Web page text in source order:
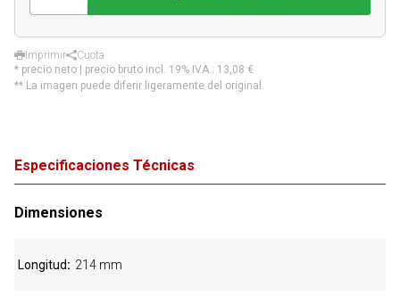
Imprimir
Cuota
* precio neto | precio bruto incl. 19% IVA.: 13,08 €
** La imagen puede diferir ligeramente del original.
Especificaciones Técnicas
Dimensiones
Longitud 214 mm